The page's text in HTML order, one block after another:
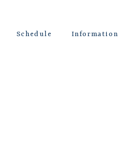
Schedule Information